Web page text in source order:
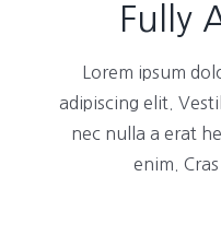
Fully
Lorem ipsum
adipiscing elit.
nec nulla a erat
enim.